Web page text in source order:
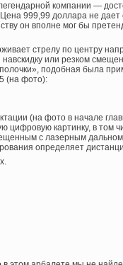
компании —
999,99 доллара не дает
он вполне мог бы
стрелу по центру
или резком
подобная была
(на фото):
(на фото в начале
цифровую картинку, в том
с лазерным
определяет